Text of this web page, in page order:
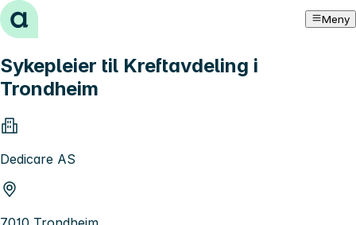
Hopp til innhold Meny
Sykepleier til Kreftavdeling i
Trondheim
Dedicare AS